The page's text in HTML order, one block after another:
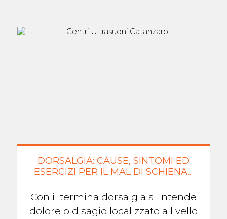
DORSALGIA: CAUSE, SINTOMI ED
ESERCIZI PER IL MAL DI SCHIENA...
Con il termina dorsalgia si intende
dolore o disagio localizzato a livello